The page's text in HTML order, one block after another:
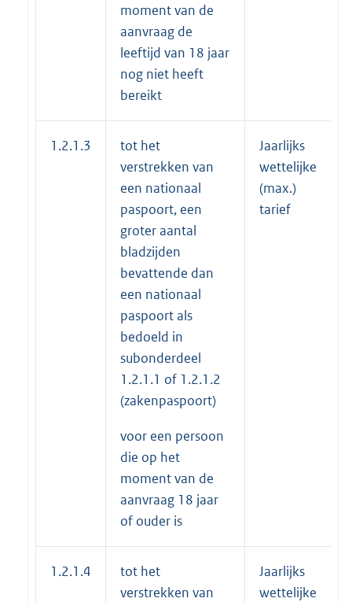
moment van de
aanvraag de
leeftijd van 18 jaar
nog niet heeft
bereikt
1.2.1.3
tot het
verstrekken van
een nationaal
paspoort, een
groter aantal
bladzijden
bevattende dan
een nationaal
paspoort als
bedoeld in
subonderdeel
1.2.1.1 of 1.2.1.2
(zakenpaspoort)
voor een persoon
die op het
moment van de
aanvraag 18 jaar
of ouder is
Jaarlijks
wettelijke
(max.)
tarief
1.2.1.4
tot het
verstrekken van
Jaarlijks
wettelijke